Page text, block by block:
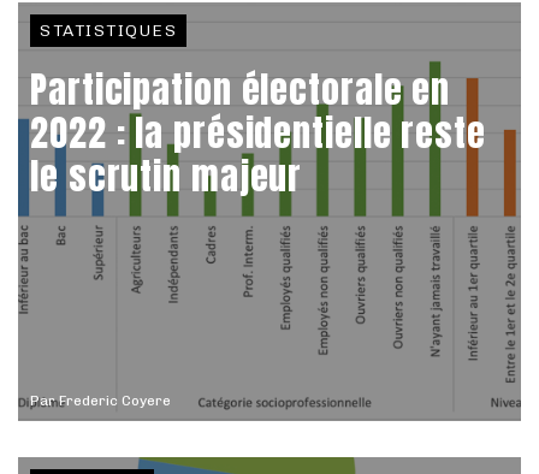
ParFrederic Coyere
STATISTIQUES
Participation électorale en
2022 : la présidentielle reste
le scrutin majeur